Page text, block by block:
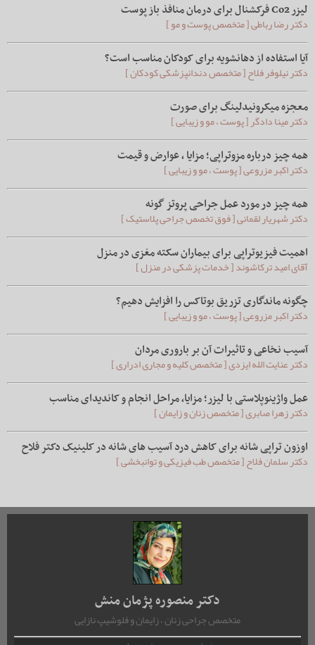
لیزر Co2 فرکشنال برای درمان منافذ باز پوست
دکتر رضا رباطی [ متخصص پوست و مو ]
آیا استفاده از دهانشویه برای کودکان مناسب است؟
دکتر نیلوفر فلاح [ متخصص دندانپزشکی کودکان ]
معجزه میکرونیدلینگ برای صورت
دکتر مینا دادگر [ پوست ، مو و زیبایی ]
همه چیز درباره مزوتراپی؛ مزایا ، عوارض و قیمت
دکتر اکبر مزروعی [ پوست ، مو و زیبایی ]
همه چیز در مورد عمل جراحی پروتز گونه
دکتر شهریار لقمانی [ فوق تخصص جراحی پلاستیک ]
اهمیت فیزیوتراپی برای بیماران سکته مغزی در منزل
آقای امید ترکاشوند [ خدمات پزشکی در منزل ]
چگونه ماندگاری تزریق بوتاکس را افزایش دهیم؟
دکتر اکبر مزروعی [ پوست ، مو و زیبایی ]
آسیب نخاعی و تاثیرات آن بر باروری مردان
دکتر عنایت الله ایزدی [ متخصص کلیه و مجاری ادراری ]
عمل واژینوپلاستی با لیزر؛ مزایا، مراحل انجام و کاندیدای مناسب
دکتر زهرا صابری [ متخصص زنان و زایمان ]
اوزون تراپی شانه برای کاهش درد آسیب های شانه در کلینیک دکتر فلاح
دکتر سلمان فلاح [ متخصص طب فیزیکی و توانبخشی ]
دکتر منصوره پژمان منش
متخصص جراحی زنان ، زایمان و فلوشیپ نازایی